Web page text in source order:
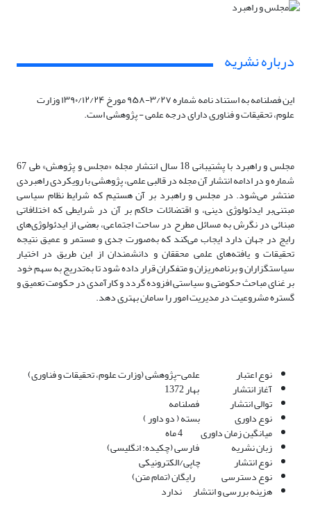
درباره نشریه
این فصلنامه به استناد نامه شماره ۳/۲۷-۹۵۸ مورخ ۱۳۹۰/۱۲/۲۴ وزارت
علوم، تحقیقات و فناوری دارای درجه علمی - پژوهشی است.
مجلس و راهبرد با پشتیبانی 18 سال انتشار مجله «مجلس و پژوهش» طی 67
شماره و در ادامه انتشار آن مجله در قالبی علمی، پژوهشی با رویکردی راهبردی
منتشر می‌شود. در مجلس و راهبرد بر آن هستیم که شرایط نظام سیاسی
مبتنی‌بر ایدئولوژی دینی، و اقتضائات حاکم بر آن در شرایطی که اختلافاتی
مبنائی در نگرش به مسائل مطرح در ساحت اجتماعی، بعضی از ایدئولوژی‌های
رایج در جهان دارد ایجاب می‌کند که به‌صورت جدی و مستمر و عمیق نتیجه
تحقیقات و یافته‌های علمی محققان و دانشمندان از این طریق در اختیار
سیاستگزاران و برنامه‌ریزان و متفکران قرار داده شود تا به‌تدریج به سهم خود
بر غنای مباحث حکومتی و سیاستی افزوده گردد و کارآمدی در حکومت تعمیق و
گستره مشروعیت در مدیریت امور را سامان بهتری دهد.
نوع اعتبار علمی-پژوهشی (وزارت علوم، تحقیقات و فناوری)
آغاز انتشار بهار 1372
توالی انتشار فصلنامه
نوع داوری بسته ( دو داور )
میانگین زمان داوری 4 ماه
زبان نشریه فارسی (چکیده: انگلیسی)
نوع انتشار چاپی/الکترونیکی
نوع دسترسی رایگان (تمام متن)
هزینه بررسی و انتشار ندارد